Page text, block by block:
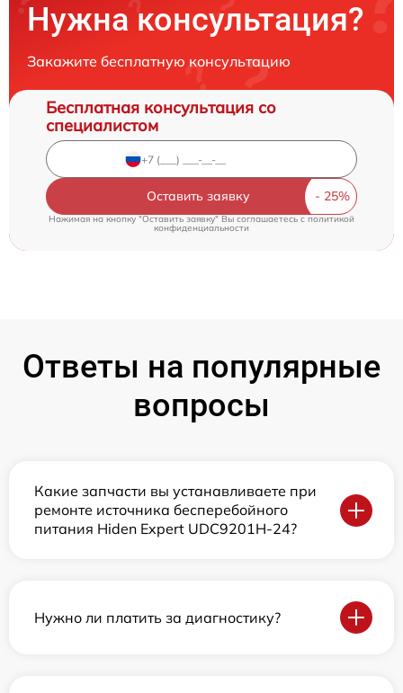
Нужна консультация?
Закажите бесплатную консультацию
Бесплатная консультация со
специалистом
Оставить заявку
Нажимая на кнопку "Оставить заявку" Вы соглашаетесь cполитикой
конфиденциальности
Ответы на популярные
вопросы
Какие запчасти вы устанавливаете при
ремонте источника бесперебойного
питания Hiden Expert UDC9201H-24?
Нужно ли платить за диагностику?